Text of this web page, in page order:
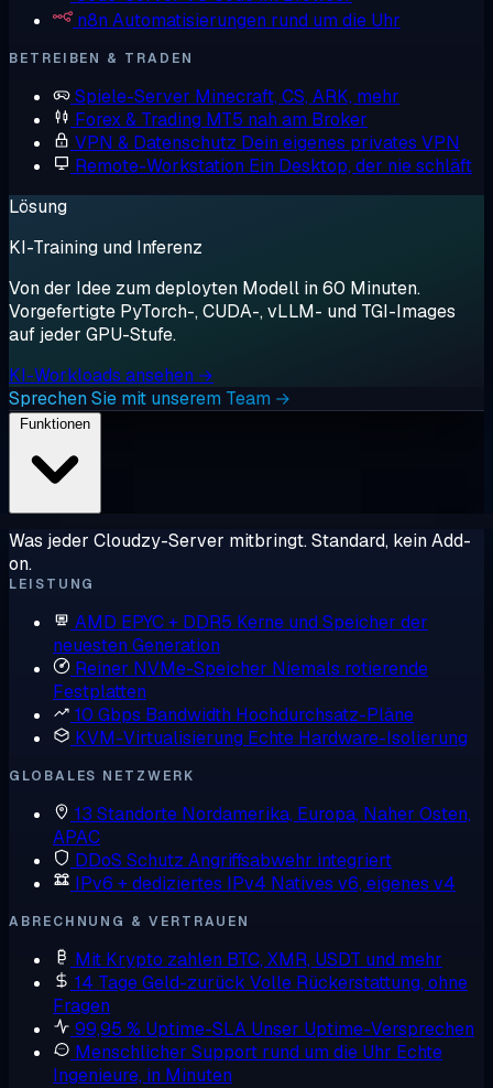
n8n Automatisierungen rund um die Uhr
BETREIBEN & TRADEN
Spiele-Server Minecraft, CS, ARK, mehr
Forex & Trading MT5 nah am Broker
VPN & Datenschutz Dein eigenes privates VPN
Remote-Workstation Ein Desktop, der nie schläft
Lösung
KI-Training und Inferenz
Von der Idee zum deployten Modell in 60 Minuten.
Vorgefertigte PyTorch-, CUDA-, vLLM- und TGI-Images
auf jeder GPU-Stufe.
KI-Workloads ansehen →
Sprechen Sie mit unserem Team →
Was jeder Cloudzy-Server mitbringt. Standard, kein Add-
on.
LEISTUNG
AMD EPYC + DDR5 Kerne und Speicher der
neuesten Generation
Reiner NVMe-Speicher Niemals rotierende
Festplatten
10 Gbps Bandwidth Hochdurchsatz-Pläne
KVM-Virtualisierung Echte Hardware-Isolierung
GLOBALES NETZWERK
13 Standorte Nordamerika, Europa, Naher Osten,
APAC
DDoS Schutz Angriffsabwehr integriert
IPv6 + dediziertes IPv4 Natives v6, eigenes v4
ABRECHNUNG & VERTRAUEN
Mit Krypto zahlen BTC, XMR, USDT und mehr
14 Tage Geld-zurück Volle Rückerstattung, ohne
Fragen
99,95 % Uptime-SLA Unser Uptime-Versprechen
Menschlicher Support rund um die Uhr Echte
Ingenieure, in Minuten